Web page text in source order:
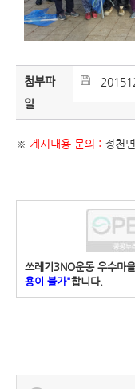
첨부파
일
※ 게시내용 문의 : 정천
쓰레기3NO운동 우수마
용이 불가"합니다.